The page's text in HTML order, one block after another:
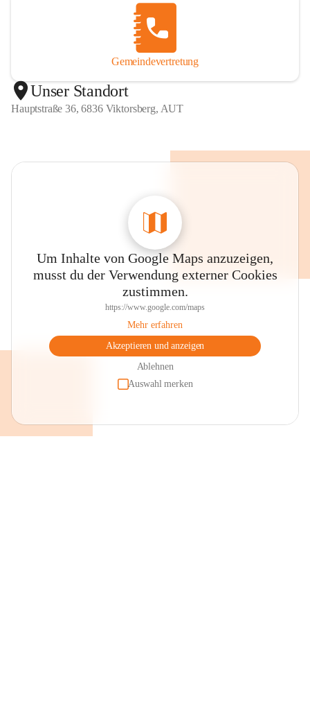
Gemeindevertretung
Unser Standort
Hauptstraße 36, 6836 Viktorsberg, AUT
Um Inhalte von Google Maps anzuzeigen,
musst du der Verwendung externer Cookies
zustimmen.
https://www.google.com/maps
Mehr erfahren
Akzeptieren und anzeigen
Ablehnen
Auswahl merken